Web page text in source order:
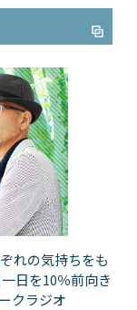
れの気持ちをも
日を10％前向き
クラジオ